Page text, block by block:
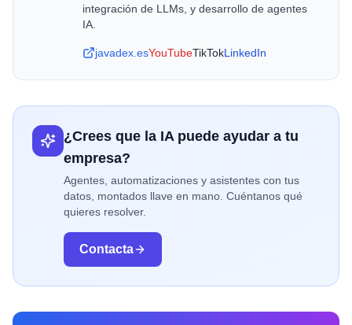
integración de LLMs, y desarrollo de agentes
IA.
javadex.esYouTubeTikTokLinkedIn
¿Crees que la IA puede ayudar a tu
empresa?
Agentes, automatizaciones y asistentes con tus
datos, montados llave en mano. Cuéntanos qué
quieres resolver.
Contacta